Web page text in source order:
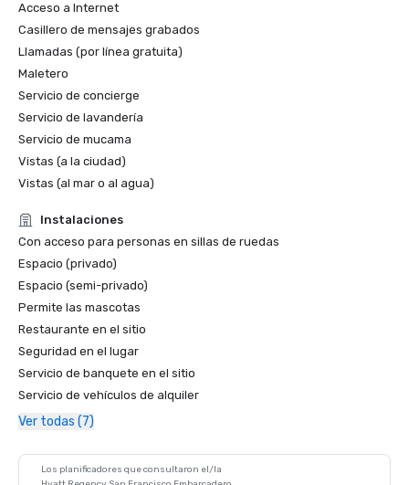
Acceso a Internet
Casillero de mensajes grabados
Llamadas (por línea gratuita)
Maletero
Servicio de concierge
Servicio de lavandería
Servicio de mucama
Vistas (a la ciudad)
Vistas (al mar o al agua)
Instalaciones
Con acceso para personas en sillas de ruedas
Espacio (privado)
Espacio (semi-privado)
Permite las mascotas
Restaurante en el sitio
Seguridad en el lugar
Servicio de banquete en el sitio
Servicio de vehículos de alquiler
Ver todas (7)
Los planificadores que consultaron el/la